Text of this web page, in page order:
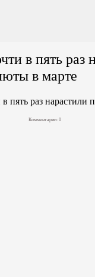
в пять раз
в марте
Комментарии: 0